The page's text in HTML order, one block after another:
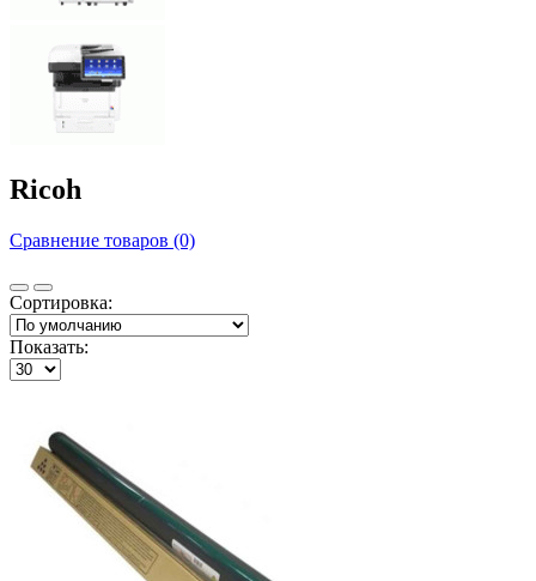
Ricoh
Сравнение товаров (0)
Сортировка:
Показать: